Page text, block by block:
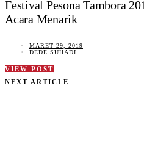
Festival Pesona Tambora
Acara Menarik
MARET 29, 2019
DEDE SUHADI
VIEW POST
NEXT ARTICLE